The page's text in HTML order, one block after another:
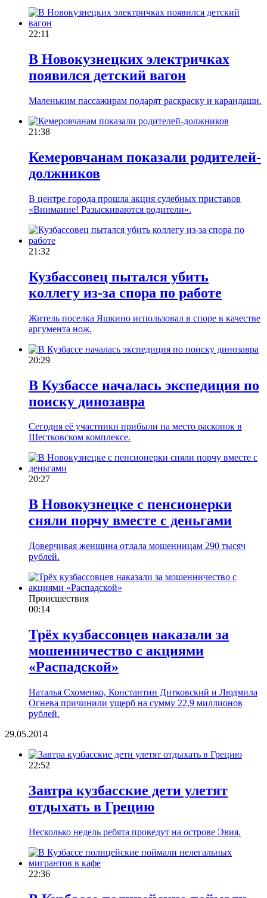
22:11
В Новокузнецких электричках
появился детский вагон
Маленьким пассажирам подарят раскраску и карандаши.
21:38
Кемеровчанам показали родителей-
должников
В центре города прошла акция судебных приставов
«Внимание! Разыскиваются родители».
21:32
Кузбассовец пытался убить
коллегу из-за спора по работе
Житель поселка Яшкино использовал в споре в качестве
аргумента нож.
20:29
В Кузбассе началась экспедиция по
поиску динозавра
Сегодня её участники прибыли на место раскопок в
Шестковском комплексе.
20:27
В Новокузнецке с пенсионерки
сняли порчу вместе с деньгами
Доверчивая женщина отдала мошенницам 290 тысяч
рублей.
Происшествия
00:14
Трёх кузбассовцев наказали за
мошенничество с акциями
«Распадской»
Наталья Схоменко, Константин Дитковский и Людмила
Огнева причинили ущерб на сумму 22,9 миллионов
рублей.
29.05.2014
22:52
Завтра кузбасские дети улетят
отдыхать в Грецию
Несколько недель ребята проведут на острове Эвия.
22:36